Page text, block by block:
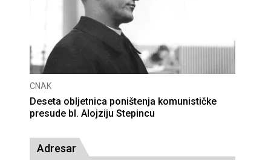
CNAK
Deseta obljetnica poništenja komunističke
presude bl. Alojziju Stepincu
Adresar